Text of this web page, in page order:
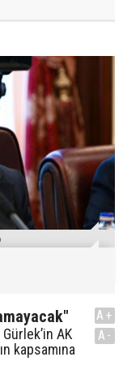
AK
kapsamına
A+
A-